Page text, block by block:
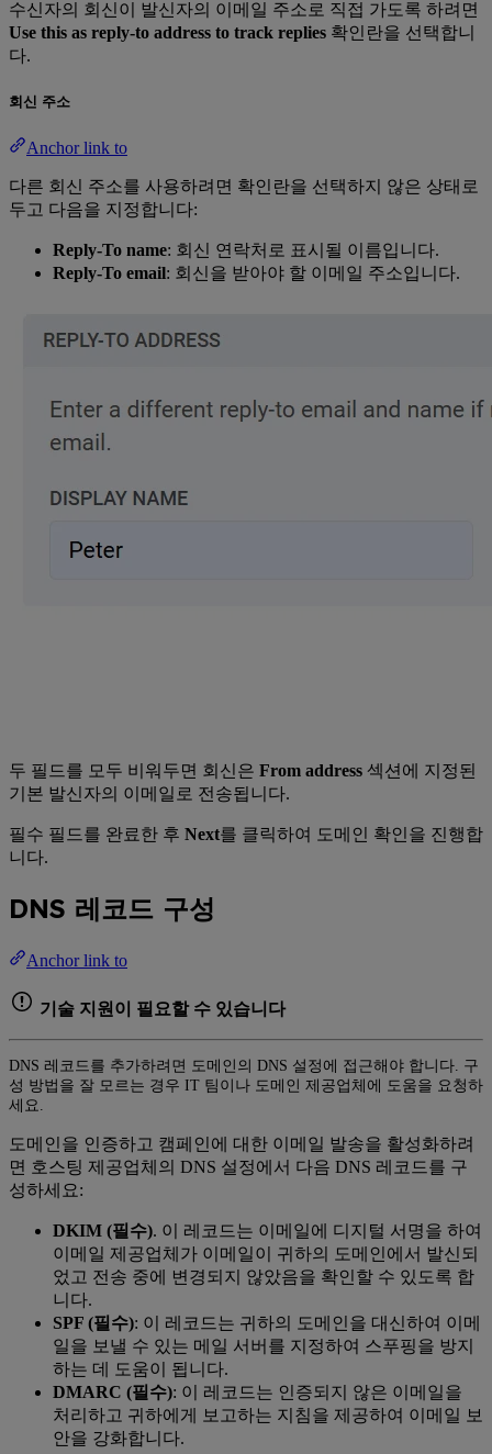
수신자의 회신이 발신자의 이메일 주소로 직접 가도록 하려면
Use this as reply-to address to track replies 확인란을 선택합니
다.
회신 주소
Anchor link to
다른 회신 주소를 사용하려면 확인란을 선택하지 않은 상태로
두고 다음을 지정합니다:
Reply-To name: 회신 연락처로 표시될 이름입니다.
Reply-To email: 회신을 받아야 할 이메일 주소입니다.
두 필드를 모두 비워두면 회신은 From address 섹션에 지정된
기본 발신자의 이메일로 전송됩니다.
필수 필드를 완료한 후 Next를 클릭하여 도메인 확인을 진행합
니다.
DNS 레코드 구성
Anchor link to
기술 지원이 필요할 수 있습니다
DNS 레코드를 추가하려면 도메인의 DNS 설정에 접근해야 합니다. 구
성 방법을 잘 모르는 경우 IT 팀이나 도메인 제공업체에 도움을 요청하
세요.
도메인을 인증하고 캠페인에 대한 이메일 발송을 활성화하려
면 호스팅 제공업체의 DNS 설정에서 다음 DNS 레코드를 구
성하세요:
DKIM (필수). 이 레코드는 이메일에 디지털 서명을 하여
이메일 제공업체가 이메일이 귀하의 도메인에서 발신되
었고 전송 중에 변경되지 않았음을 확인할 수 있도록 합
니다.
SPF (필수): 이 레코드는 귀하의 도메인을 대신하여 이메
일을 보낼 수 있는 메일 서버를 지정하여 스푸핑을 방지
하는 데 도움이 됩니다.
DMARC (필수): 이 레코드는 인증되지 않은 이메일을
처리하고 귀하에게 보고하는 지침을 제공하여 이메일 보
안을 강화합니다.